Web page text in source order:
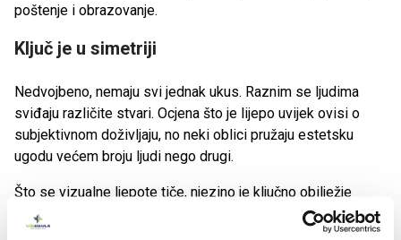
poštenje i obrazovanje.
Ključ je u simetriji
Nedvojbeno, nemaju svi jednak ukus. Raznim se ljudima
sviđaju različite stvari. Ocjena što je lijepo uvijek ovisi o
subjektivnom doživljaju, no neki oblici pružaju estetsku
ugodu većem broju ljudi nego drugi.
Što se vizualne ljepote tiče, njezino je ključno obilježje
simetrija. Istraživanja u različitim kulturama pokazala su da
se promatračima u svim sredinama ljudi sviđaju više što su